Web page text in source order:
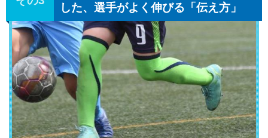
した、選手がよく伸びる「伝え方」